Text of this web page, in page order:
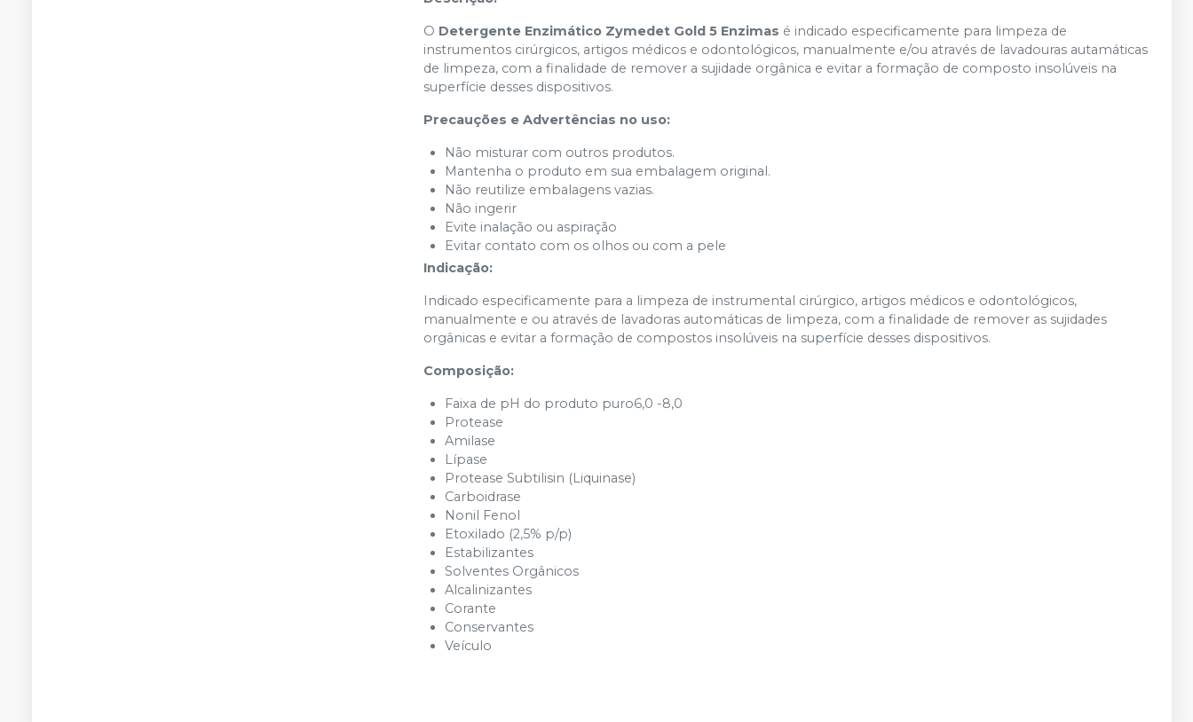
O Detergente Enzimático Zymedet Gold 5 Enzimas é indicado especificamente para limpeza de
instrumentos cirúrgicos, artigos médicos e odontológicos, manualmente e/ou através de lavadouras autamáticas
de limpeza, com a finalidade de remover a sujidade orgânica e evitar a formação de composto insolúveis na
superfície desses dispositivos.
Precauções e Advertências no uso:
Não misturar com outros produtos.
Mantenha o produto em sua embalagem original.
Não reutilize embalagens vazias.
Não ingerir
Evite inalação ou aspiração
Evitar contato com os olhos ou com a pele
Indicação:
Indicado especificamente para a limpeza de instrumental cirúrgico, artigos médicos e odontológicos,
manualmente e ou através de lavadoras automáticas de limpeza, com a finalidade de remover as sujidades
orgânicas e evitar a formação de compostos insolúveis na superfície desses dispositivos.
Composição:
Faixa de pH do produto puro6,0 -8,0
Protease
Amilase
Lípase
Protease Subtilisin (Liquinase)
Carboidrase
Nonil Fenol
Etoxilado (2,5% p/p)
Estabilizantes
Solventes Orgânicos
Alcalinizantes
Corante
Conservantes
Veículo